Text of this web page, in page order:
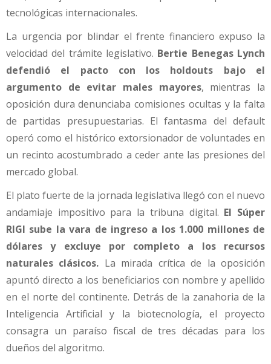
tecnológicas internacionales.
La urgencia por blindar el frente financiero expuso la
velocidad del trámite legislativo. Bertie Benegas Lynch
defendió el pacto con los holdouts bajo el
argumento de evitar males mayores, mientras la
oposición dura denunciaba comisiones ocultas y la falta
de partidas presupuestarias. El fantasma del default
operó como el histórico extorsionador de voluntades en
un recinto acostumbrado a ceder ante las presiones del
mercado global.
El plato fuerte de la jornada legislativa llegó con el nuevo
andamiaje impositivo para la tribuna digital. El Súper
RIGI sube la vara de ingreso a los 1.000 millones de
dólares y excluye por completo a los recursos
naturales clásicos. La mirada crítica de la oposición
apuntó directo a los beneficiarios con nombre y apellido
en el norte del continente. Detrás de la zanahoria de la
Inteligencia Artificial y la biotecnología, el proyecto
consagra un paraíso fiscal de tres décadas para los
dueños del algoritmo.